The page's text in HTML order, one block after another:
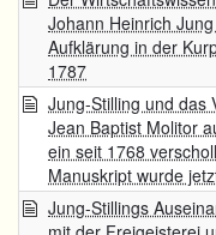
Johann Heinrich
Aufklärung in der
1787
Jung-Stilling und das
Jean Baptist Molitor
ein seit 1768
Manuskript wurde
Jung-Stillings